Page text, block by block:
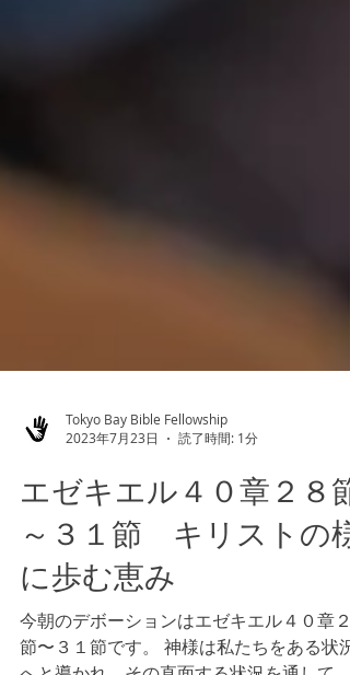
Tokyo Bay Bible Fellowship
2023年7月23日
読了時間: 1分
エゼキエル４０章２８節
～３１節 キリストの様